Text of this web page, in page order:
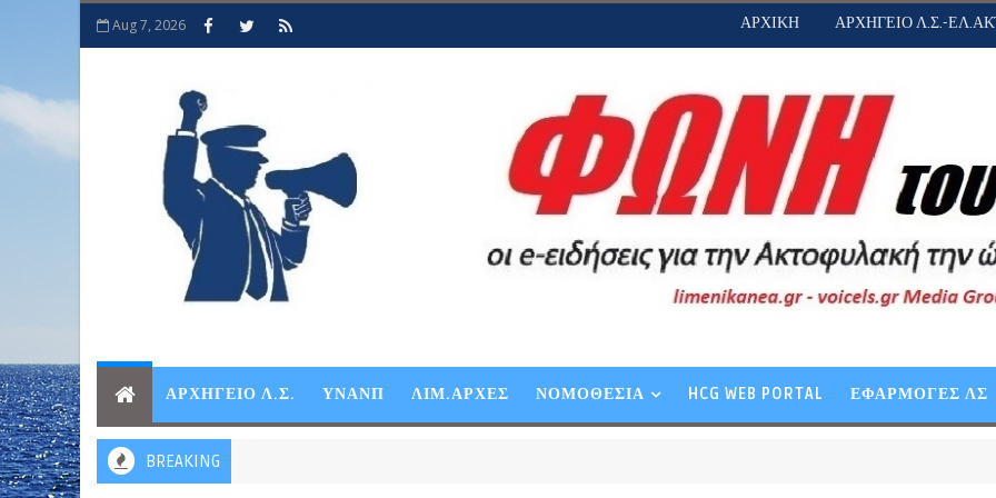
Aug 7, 2026 ΑΡΧΙΚΗ ΑΡΧΗΓΕΙΟ Λ.Σ.-
ΑΡΧΗΓΕΙΟ Λ.Σ. ΥΝΑΝΠ ΛΙΜ.ΑΡΧΕΣ ΝΟΜΟΘΕΣΙΑ HCG WEB PORTAL ΕΦΑΡΜΟΓΕΣ ΛΣ
BREAKING